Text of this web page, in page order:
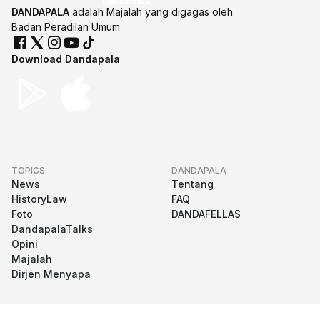
DANDAPALA adalah Majalah yang digagas oleh
Badan Peradilan Umum
Download Dandapala
TOPICS
News
HistoryLaw
Foto
DandapalaTalks
Opini
Majalah
Dirjen Menyapa
DANDAPALA
Tentang
FAQ
DANDAFELLAS